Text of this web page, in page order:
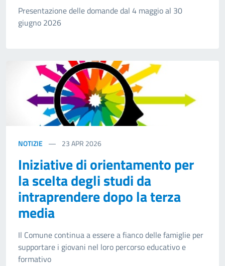
Presentazione delle domande dal 4 maggio al 30
giugno 2026
NOTIZIE 23APR 2026
Iniziative di orientamento per
la scelta degli studi da
intraprendere dopo la terza
media
Il Comune continua a essere a fianco delle famiglie per
supportare i giovani nel loro percorso educativo e
formativo